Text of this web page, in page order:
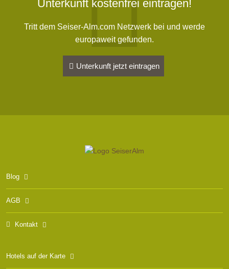
Unterkunft kostenfrei eintragen!
Tritt dem Seiser-Alm.com Netzwerk bei und werde
europaweit gefunden.
Unterkunft jetzt eintragen
Blog
AGB
Kontakt
Hotels auf der Karte